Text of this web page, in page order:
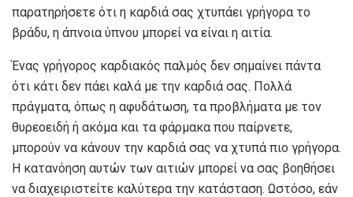
παρατηρήσετε ότι η καρδιά σας χτυπάει γρήγορα το
βράδυ, η άπνοια ύπνου μπορεί να είναι η αιτία.
Ένας γρήγορος καρδιακός παλμός δεν σημαίνει πάντα
ότι κάτι δεν πάει καλά με την καρδιά σας. Πολλά
πράγματα, όπως η αφυδάτωση, τα προβλήματα με τον
θυρεοειδή ή ακόμα και τα φάρμακα που παίρνετε,
μπορούν να κάνουν την καρδιά σας να χτυπά πιο γρήγορα.
Η κατανόηση αυτών των αιτιών μπορεί να σας βοηθήσει
να διαχειριστείτε καλύτερα την κατάσταση. Ωστόσο, εάν